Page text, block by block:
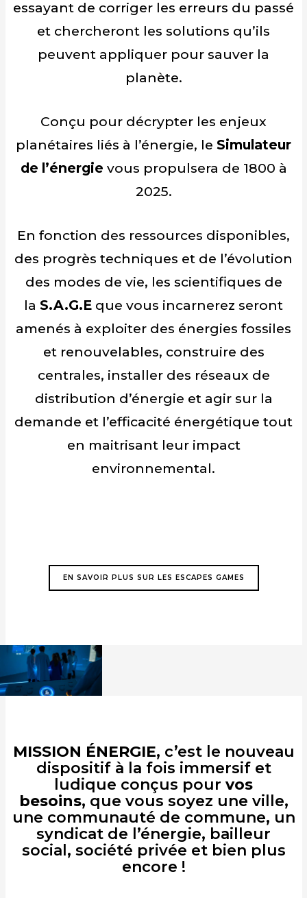
essayant de corriger les erreurs du passé
et chercheront les solutions qu’ils
peuvent appliquer pour sauver la
planète.
Conçu pour décrypter les enjeux
planétaires liés à l’énergie, le Simulateur
de l’énergie vous propulsera de 1800 à
2025.
En fonction des ressources disponibles,
des progrès techniques et de l’évolution
des modes de vie, les scientifiques de
la S.A.G.E que vous incarnerez seront
amenés à exploiter des énergies fossiles
et renouvelables, construire des
centrales, installer des réseaux de
distribution d’énergie et agir sur la
demande et l’efficacité énergétique tout
en maitrisant leur impact
environnemental.
EN SAVOIR PLUS SUR LES ESCAPES GAMES
MISSION ÉNERGIE, c’est le nouveau
dispositif à la fois immersif et
ludique conçus pour vos
besoins, que vous soyez une ville,
une communauté de commune, un
syndicat de l’énergie, bailleur
social, société privée et bien plus
encore !